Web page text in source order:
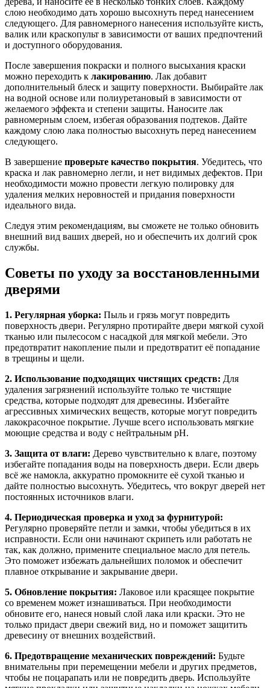
слою необходимо дать хорошо высохнуть перед нанесением
следующего. Для равномерного нанесения используйте кисть,
валик или краскопульт в зависимости от ваших предпочтений
и доступного оборудования.
После завершения покраски и полного высыхания краски
можно переходить к лакированию. Лак добавит
дополнительный блеск и защиту поверхности. Выбирайте лак
на водной основе или полиуретановый в зависимости от
желаемого эффекта и степени защиты. Наносите лак
равномерным слоем, избегая образования подтеков. Дайте
каждому слою лака полностью высохнуть перед нанесением
следующего.
В завершение проверьте качество покрытия. Убедитесь, что
краска и лак равномерно легли, и нет видимых дефектов. При
необходимости можно провести легкую полировку для
удаления мелких неровностей и придания поверхности
идеального вида.
Следуя этим рекомендациям, вы сможете не только обновить
внешний вид ваших дверей, но и обеспечить их долгий срок
службы.
Советы по уходу за восстановленными
дверями
1. Регулярная уборка: Пыль и грязь могут повредить
поверхность двери. Регулярно протирайте двери мягкой сухой
тканью или пылесосом с насадкой для мягкой мебели. Это
предотвратит накопление пыли и предотвратит её попадание
в трещины и щели.
2. Использование подходящих чистящих средств: Для
удаления загрязнений используйте только те чистящие
средства, которые подходят для древесины. Избегайте
агрессивных химических веществ, которые могут повредить
лакокрасочное покрытие. Лучше всего использовать мягкие
моющие средства и воду с нейтральным pH.
3. Защита от влаги: Дерево чувствительно к влаге, поэтому
избегайте попадания воды на поверхность двери. Если дверь
всё же намокла, аккуратно промокните её сухой тканью и
дайте полностью высохнуть. Убедитесь, что вокруг дверей нет
постоянных источников влаги.
4. Периодическая проверка и уход за фурнитурой:
Регулярно проверяйте петли и замки, чтобы убедиться в их
исправности. Если они начинают скрипеть или работать не
так, как должно, примените специальное масло для петель.
Это поможет избежать дальнейших поломок и обеспечит
плавное открывание и закрывание двери.
5. Обновление покрытия: Лаковое или красящее покрытие
со временем может изнашиваться. При необходимости
обновите его, нанеся новый слой лака или краски. Это не
только придаст двери свежий вид, но и поможет защитить
древесину от внешних воздействий.
6. Предотвращение механических повреждений: Будьте
внимательны при перемещении мебели и других предметов,
чтобы не поцарапать или не повредить дверь. Используйте